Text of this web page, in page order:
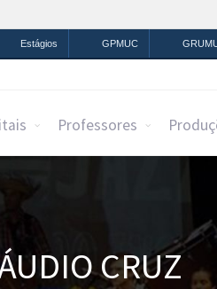
Legislação Canais
Estágios GPMUC
Professores
CRUZ